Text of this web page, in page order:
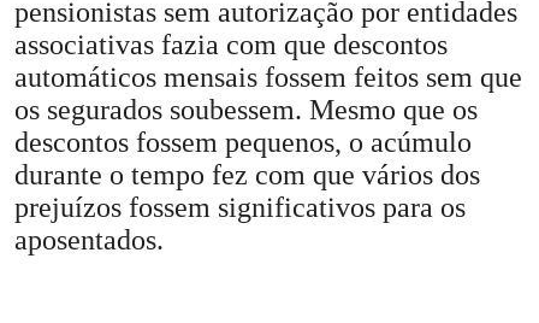
pensionistas sem autorização por entidades
associativas fazia com que descontos
automáticos mensais fossem feitos sem que
os segurados soubessem. Mesmo que os
descontos fossem pequenos, o acúmulo
durante o tempo fez com que vários dos
prejuízos fossem significativos para os
aposentados.